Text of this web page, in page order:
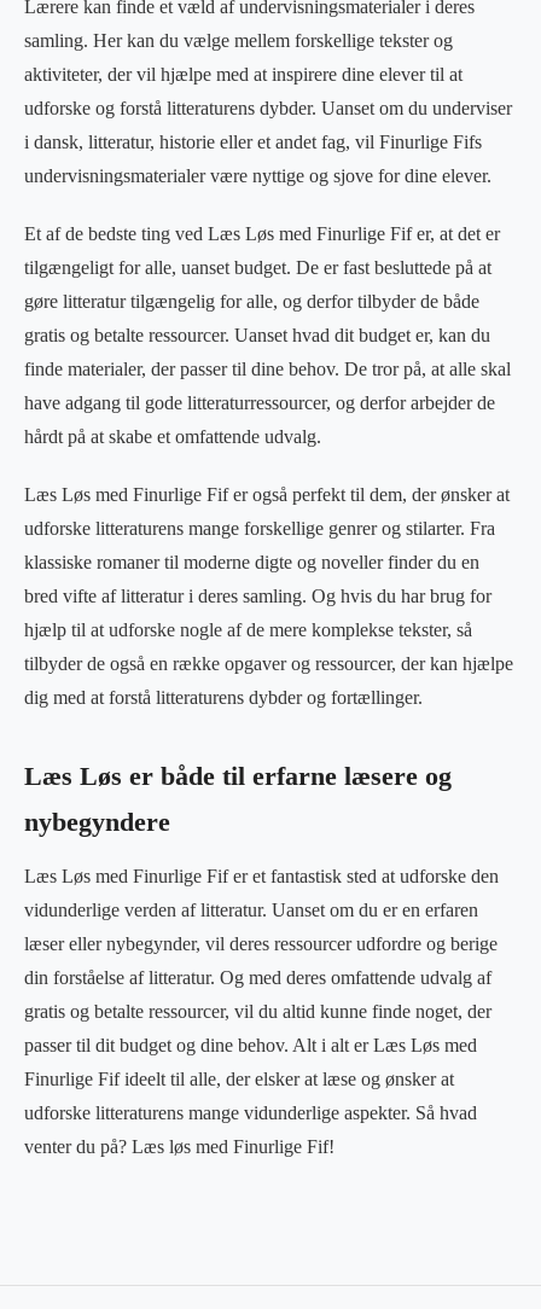
Lærere kan finde et væld af undervisningsmaterialer i deres
samling. Her kan du vælge mellem forskellige tekster og
aktiviteter, der vil hjælpe med at inspirere dine elever til at
udforske og forstå litteraturens dybder. Uanset om du underviser
i dansk, litteratur, historie eller et andet fag, vil Finurlige Fifs
undervisningsmaterialer være nyttige og sjove for dine elever.
Et af de bedste ting ved Læs Løs med Finurlige Fif er, at det er
tilgængeligt for alle, uanset budget. De er fast besluttede på at
gøre litteratur tilgængelig for alle, og derfor tilbyder de både
gratis og betalte ressourcer. Uanset hvad dit budget er, kan du
finde materialer, der passer til dine behov. De tror på, at alle skal
have adgang til gode litteraturressourcer, og derfor arbejder de
hårdt på at skabe et omfattende udvalg.
Læs Løs med Finurlige Fif er også perfekt til dem, der ønsker at
udforske litteraturens mange forskellige genrer og stilarter. Fra
klassiske romaner til moderne digte og noveller finder du en
bred vifte af litteratur i deres samling. Og hvis du har brug for
hjælp til at udforske nogle af de mere komplekse tekster, så
tilbyder de også en række opgaver og ressourcer, der kan hjælpe
dig med at forstå litteraturens dybder og fortællinger.
Læs Løs er både til erfarne læsere og
nybegyndere
Læs Løs med Finurlige Fif er et fantastisk sted at udforske den
vidunderlige verden af litteratur. Uanset om du er en erfaren
læser eller nybegynder, vil deres ressourcer udfordre og berige
din forståelse af litteratur. Og med deres omfattende udvalg af
gratis og betalte ressourcer, vil du altid kunne finde noget, der
passer til dit budget og dine behov. Alt i alt er Læs Løs med
Finurlige Fif ideelt til alle, der elsker at læse og ønsker at
udforske litteraturens mange vidunderlige aspekter. Så hvad
venter du på? Læs løs med Finurlige Fif!